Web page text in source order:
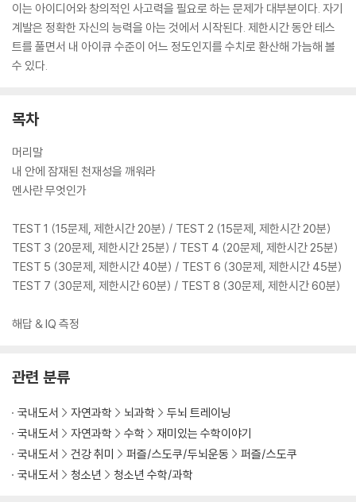
이는 아이디어와 창의적인 사고력을 필요로 하는 문제가 대부분이다. 자기
계발은 정확한 자신의 능력을 아는 것에서 시작된다. 제한시간 동안 테스
트를 풀면서 내 아이큐 수준이 어느 정도인지를 수치로 환산해 가늠해 볼
수 있다.
목차
머리말
내 안에 잠재된 천재성을 깨워라
멘사란 무엇인가
TEST 1 (15문제, 제한시간 20분) / TEST 2 (15문제, 제한시간 20분)
TEST 3 (20문제, 제한시간 25분) / TEST 4 (20문제, 제한시간 25분)
TEST 5 (30문제, 제한시간 40분) / TEST 6 (30문제, 제한시간 45분)
TEST 7 (30문제, 제한시간 60분) / TEST 8 (30문제, 제한시간 60분)
해답 & IQ 측정
관련 분류
국내도서 자연과학 뇌과학
두뇌 트레이닝
국내도서
자연과학 수학
재미있는 수학이야기
국내도서
건강 취미 퍼즐/스도쿠/두뇌운동
퍼즐/스도쿠
국내도서
청소년 청소년 수학/과학